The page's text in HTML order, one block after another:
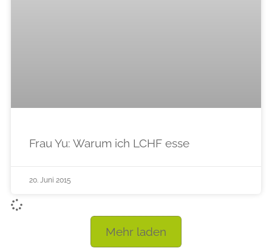
Frau Yu: Warum ich LCHF esse
20. Juni 2015
Mehr laden